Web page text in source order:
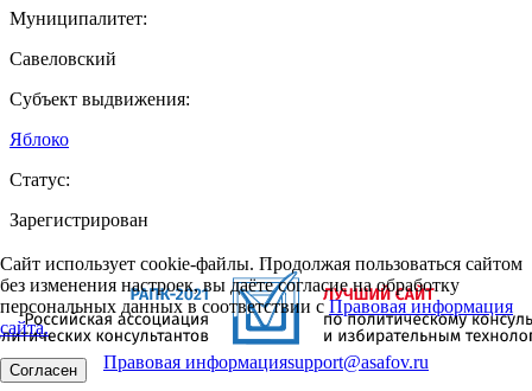
Муниципалитет:
Савеловский
Субъект выдвижения:
Яблоко
Статус:
Зарегистрирован
Сайт использует cookie-файлы. Продолжая пользоваться сайтом
без изменения настроек, вы даёте согласие на обработку
персональных данных в соответствии сПравовая информация
сайта.
Согласен Правовая информацияsupport@asafov.ru